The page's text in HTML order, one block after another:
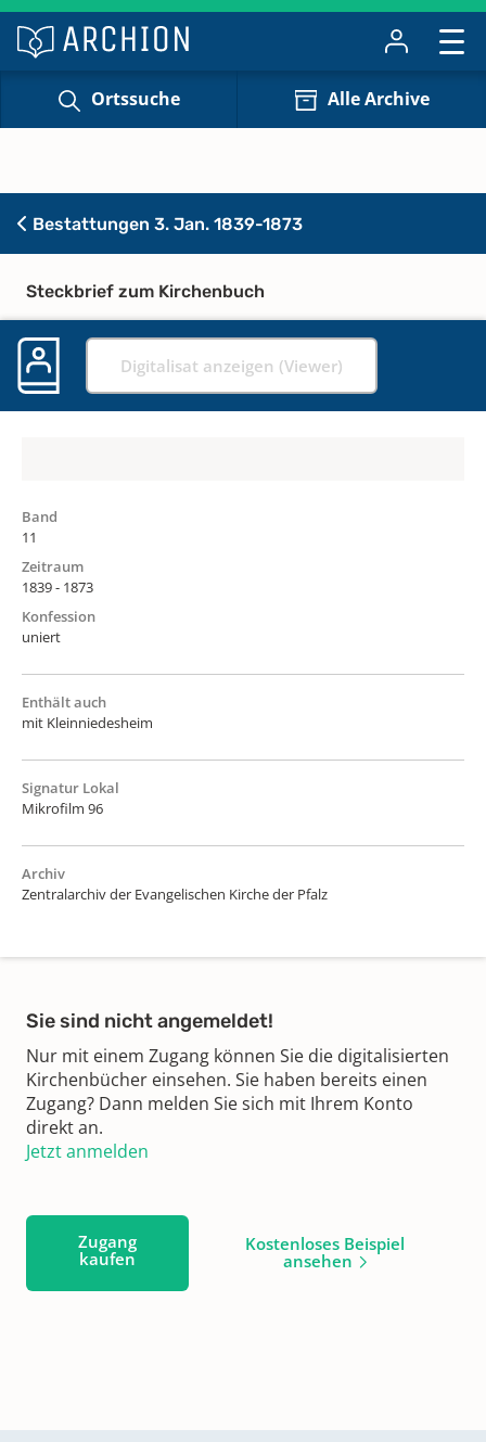
Ortssuche Alle Archive
Bestattungen 3. Jan. 1839-1873
Steckbrief zum Kirchenbuch
Digitalisat anzeigen (Viewer)
Band
11
Zeitraum
1839 - 1873
Konfession
uniert
Enthält auch
mit Kleinniedesheim
Signatur Lokal
Mikrofilm 96
Archiv
Zentralarchiv der Evangelischen Kirche der Pfalz
Sie sind nicht angemeldet!
Nur mit einem Zugang können Sie die digitalisierten
Kirchenbücher einsehen. Sie haben bereits einen
Zugang? Dann melden Sie sich mit Ihrem Konto
direkt an.
Jetzt anmelden
Zugang
kaufen
Kostenloses Beispiel
ansehen